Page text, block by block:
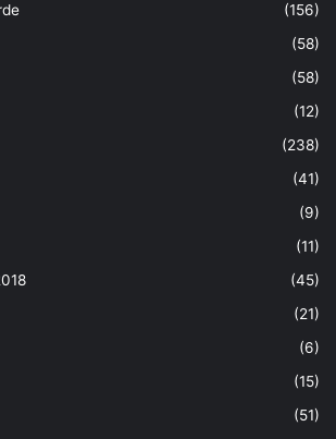
(156)
(58)
(58)
(12)
(238)
(41)
(9)
(11)
(45)
(21)
(6)
(15)
(51)